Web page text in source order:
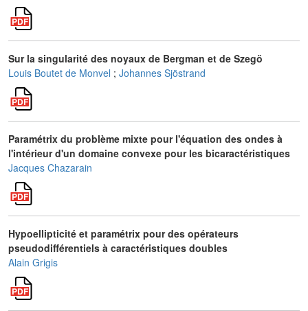
Sur la singularité des noyaux de Bergman et de Szegö
Louis Boutet de Monvel ; Johannes Sjöstrand
Paramétrix du problème mixte pour l'équation des ondes à
l'intérieur d'un domaine convexe pour les bicaractéristiques
Jacques Chazarain
Hypoellipticité et paramétrix pour des opérateurs
pseudodifférentiels à caractéristiques doubles
Alain Grigis